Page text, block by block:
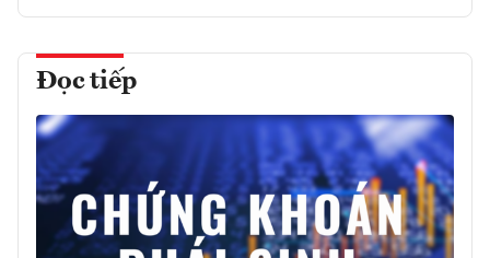
Đọc tiếp